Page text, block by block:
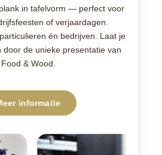
in tafelvorm — perfect voor
of verjaardagen.
én bedrijven. Laat je
door de unieke presentatie van
Food & Wood.
informatie